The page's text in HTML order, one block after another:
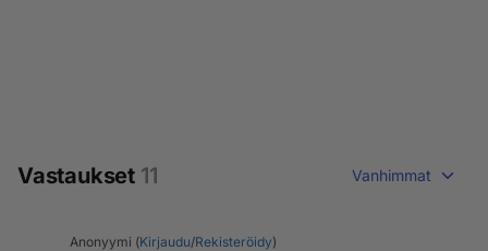
Vastaukset 11 Vanhimmat
Anonyymi (Kirjaudu/Rekisteröidy)